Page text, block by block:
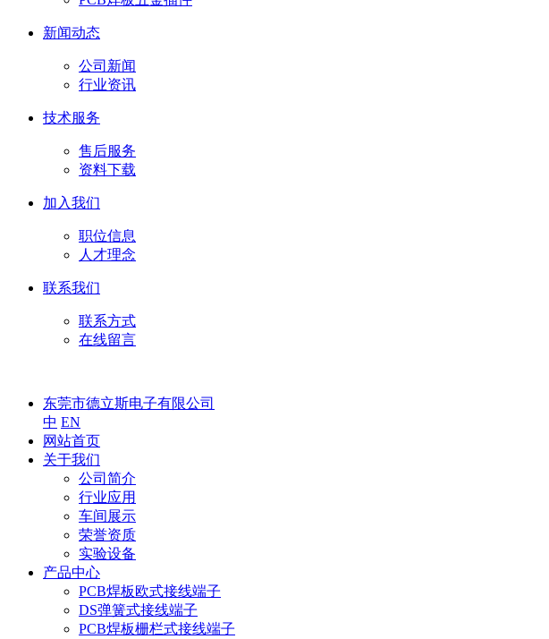
新闻动态
公司新闻
行业资讯
技术服务
售后服务
资料下载
加入我们
职位信息
人才理念
联系我们
联系方式
在线留言
东莞市德立斯电子有限公司
中 EN
网站首页
关于我们
公司简介
行业应用
车间展示
荣誉资质
实验设备
产品中心
PCB焊板欧式接线端子
DS弹簧式接线端子
PCB焊板栅栏式接线端子